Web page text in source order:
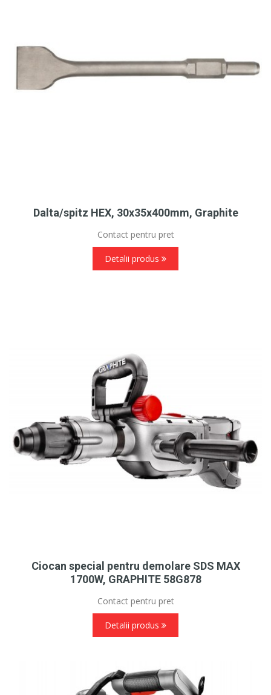
Dalta/spitz HEX, 30x35x400mm, Graphite
Contact pentru pret
Detalii produs
Ciocan special pentru demolare SDS MAX
1700W, GRAPHITE 58G878
Contact pentru pret
Detalii produs